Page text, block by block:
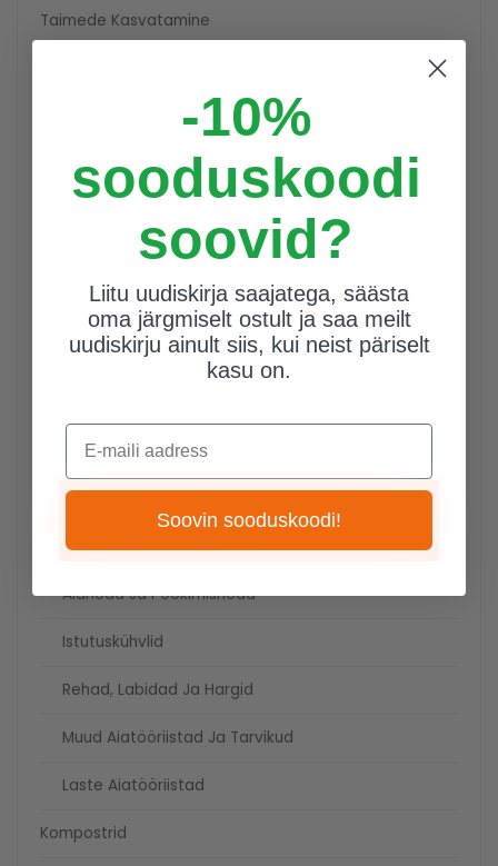
Taimede Kasvatamine
Lillepotid Ja Taimekonteinerid
Oksakäärid
Kahekäe Oksakäärid
Oksasaed
Aiatööriided
Aiakäärid
Aiatööriistade Komplektid
Aianoad Ja Pookimisnoad
Istutuskühvlid
Rehad, Labidad Ja Hargid
Muud Aiatööriistad Ja Tarvikud
Laste Aiatööriistad
Kompostrid
-10%
sooduskoodi
soovid?
Liitu uudiskirja saajatega, säästa
oma järgmiselt ostult ja saa meilt
uudiskirju ainult siis, kui neist päriselt
kasu on.
E-maili aadress
Soovin sooduskoodi!